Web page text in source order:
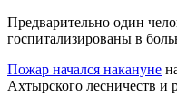
Предварительно один
госпитализированы в
Пожар начался накануне
Ахтырского лесничеств и